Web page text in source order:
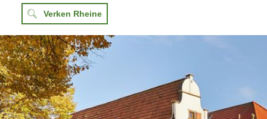
Verken Rheine